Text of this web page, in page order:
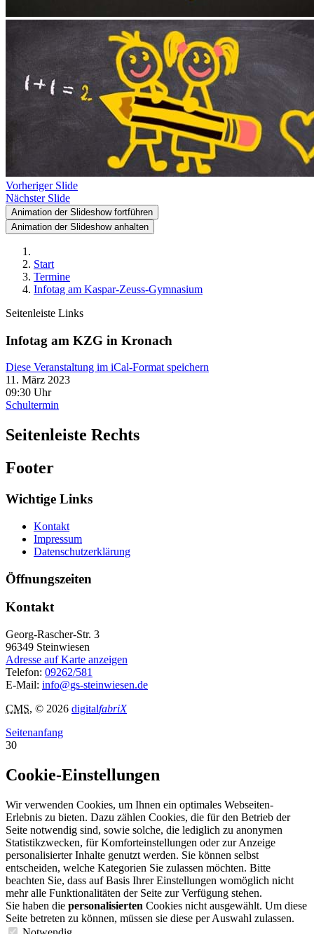
Vorheriger Slide
Nächster Slide
Animation der Slideshow fortführen
Animation der Slideshow anhalten
Start
Termine
Infotag am Kaspar-Zeuss-Gymnasium
Seitenleiste Links
Infotag am KZG in Kronach
Diese Veranstaltung im iCal-Format speichern
11. März 2023
09:30 Uhr
Schultermin
Seitenleiste Rechts
Footer
Wichtige Links
Kontakt
Impressum
Datenschutzerklärung
Öffnungszeiten
Kontakt
Georg-Rascher-Str. 3
96349 Steinwiesen
Adresse auf Karte anzeigen
Telefon: 09262/581
E-Mail: info@gs-steinwiesen.de
CMS, © 2026 digitalfabriX
Seitenanfang
30
Cookie-Einstellungen
Wir verwenden Cookies, um Ihnen ein optimales Webseiten-
Erlebnis zu bieten. Dazu zählen Cookies, die für den Betrieb der
Seite notwendig sind, sowie solche, die lediglich zu anonymen
Statistikzwecken, für Komforteinstellungen oder zur Anzeige
personalisierter Inhalte genutzt werden. Sie können selbst
entscheiden, welche Kategorien Sie zulassen möchten. Bitte
beachten Sie, dass auf Basis Ihrer Einstellungen womöglich nicht
mehr alle Funktionalitäten der Seite zur Verfügung stehen.
Sie haben die personalisierten Cookies nicht ausgewählt. Um diese
Seite betreten zu können, müssen sie diese per Auswahl zulassen.